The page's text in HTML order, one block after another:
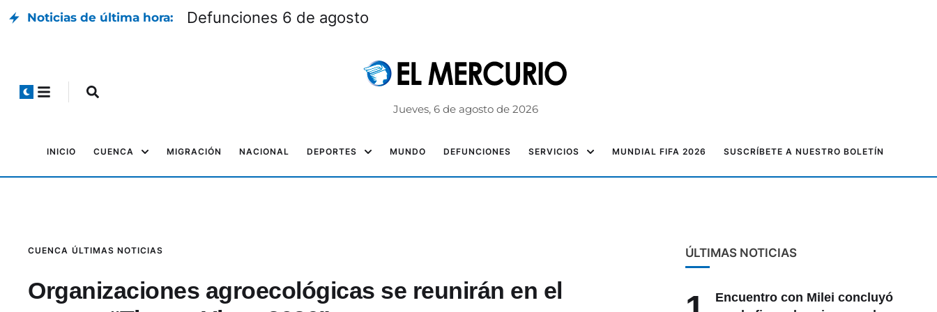
Noticias de última hora: Defunciones 6 de agosto
Jueves, 6 de agosto de 2026
INICIO CUENCA MIGRACIÓN NACIONAL DEPORTES MUNDO DEFUNCIONES SERVICIOS MUNDIAL FIFA 2026 SUSCRÍBETE A NUESTRO BOLETÍN
CUENCA ÚLTIMAS NOTICIAS
Organizaciones agroecológicas se reunirán en el
ÚLTIMAS NOTICIAS
Encuentro con Milei concluyó